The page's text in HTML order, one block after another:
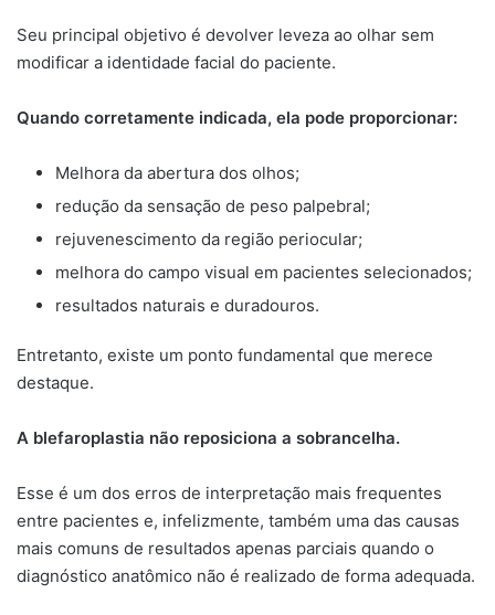
Seu principal objetivo é devolver leveza ao olhar sem
modificar a identidade facial do paciente.
Quando corretamente indicada, ela pode proporcionar:
Melhora da abertura dos olhos;
redução da sensação de peso palpebral;
rejuvenescimento da região periocular;
melhora do campo visual em pacientes selecionados;
resultados naturais e duradouros.
Entretanto, existe um ponto fundamental que merece
destaque.
A blefaroplastia não reposiciona a sobrancelha.
Esse é um dos erros de interpretação mais frequentes
entre pacientes e, infelizmente, também uma das causas
mais comuns de resultados apenas parciais quando o
diagnóstico anatômico não é realizado de forma adequada.